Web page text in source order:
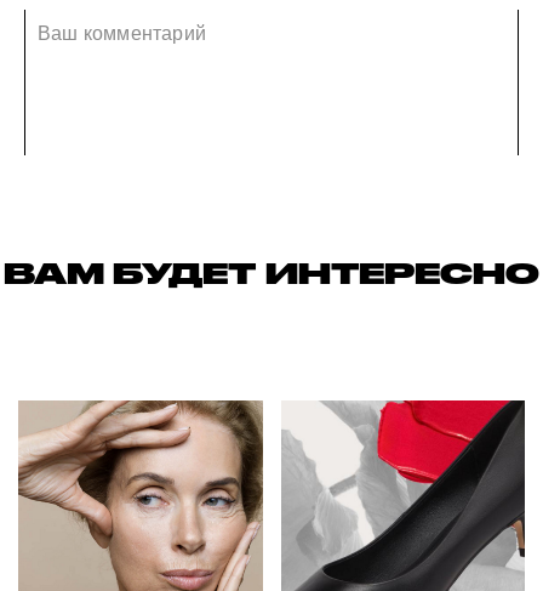
ВАМ БУДЕТ ИНТЕРЕСНО